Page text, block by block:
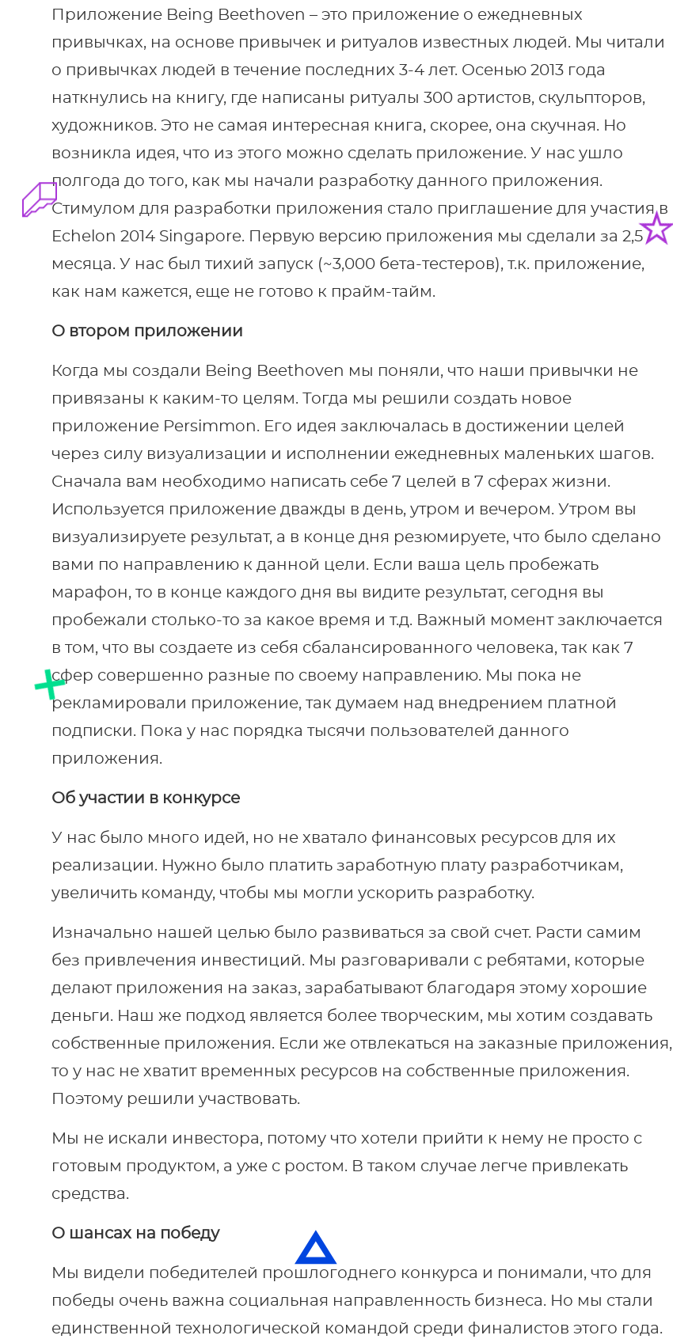
Приложение Being Beethoven – это приложение о ежедневных
привычках, на основе привычек и ритуалов известных людей. Мы читали
о привычках людей в течение последних 3-4 лет. Осенью 2013 года
наткнулись на книгу, где написаны ритуалы 300 артистов, скульпторов,
художников. Это не самая интересная книга, скорее, она скучная. Но
возникла идея, что из этого можно сделать приложение. У нас ушло
полгода до того, как мы начали разработку данного приложения.
Стимулом для разработки приложения стало приглашение для участия в
Echelon 2014 Singapore. Первую версию приложения мы сделали за 2,5
месяца. У нас был тихий запуск (~3,000 бета-тестеров), т.к. приложение,
как нам кажется, еще не готово к прайм-тайм.
О втором приложении
Когда мы создали Being Beethoven мы поняли, что наши привычки не
привязаны к каким-то целям. Тогда мы решили создать новое
приложение Persimmon. Его идея заключалась в достижении целей
через силу визуализации и исполнении ежедневных маленьких шагов.
Сначала вам необходимо написать себе 7 целей в 7 сферах жизни.
Используется приложение дважды в день, утром и вечером. Утром вы
визуализируете результат, а в конце дня резюмируете, что было сделано
вами по направлению к данной цели. Если ваша цель пробежать
марафон, то в конце каждого дня вы видите результат, сегодня вы
пробежали столько-то за какое время и т.д. Важный момент заключается
в том, что вы создаете из себя сбалансированного человека, так как 7
сфер совершенно разные по своему направлению. Мы пока не
рекламировали приложение, так думаем над внедрением платной
подписки. Пока у нас порядка тысячи пользователей данного
приложения.
Об участии в конкурсе
У нас было много идей, но не хватало финансовых ресурсов для их
реализации. Нужно было платить заработную плату разработчикам,
увеличить команду, чтобы мы могли ускорить разработку.
Изначально нашей целью было развиваться за свой счет. Расти самим
без привлечения инвестиций. Мы разговаривали с ребятами, которые
делают приложения на заказ, зарабатывают благодаря этому хорошие
деньги. Наш же подход является более творческим, мы хотим создавать
собственные приложения. Если же отвлекаться на заказные приложения,
то у нас не хватит временных ресурсов на собственные приложения.
Поэтому решили участвовать.
Мы не искали инвестора, потому что хотели прийти к нему не просто с
готовым продуктом, а уже с ростом. В таком случае легче привлекать
средства.
О шансах на победу
Мы видели победителей прошлогоднего конкурса и понимали, что для
победы очень важна социальная направленность бизнеса. Но мы стали
единственной технологической командой среди финалистов этого года.